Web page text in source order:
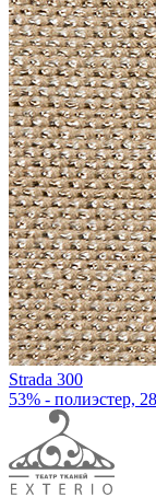
Strada 300
53% - полиэстер,